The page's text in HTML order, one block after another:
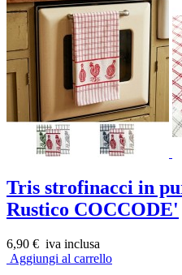
Tris strofinacci in
Rustico COCCODE'
6,90 € iva inclusa
Aggiungi al carrello